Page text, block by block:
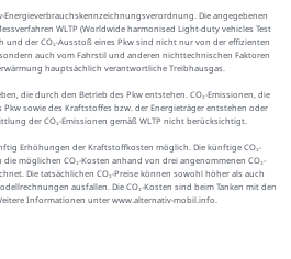
Die angegebenen
WLTP (Worldwide harmonised Light-duty vehicles Test
der CO₂-Ausstoß eines Pkw sind nicht nur von der effizienten
auch vom Fahrstil und anderen nichttechnischen Faktoren
hauptsächlich verantwortliche Treibhausgas.
die durch den Betrieb des Pkw entstehen. CO₂-Emissionen, die
sowie des Kraftstoffes bzw. der Energieträger entstehen oder
der CO₂-Emissionen gemäß WLTP nicht berücksichtigt.
Erhöhungen der Kraftstoffkosten möglich. Die künftige CO₂-
möglichen CO₂-Kosten anhand von drei angenommenen CO₂-
Die tatsächlichen CO₂-Preise können sowohl höher als auch
ausfallen. Die CO₂-Kosten sind beim Tanken mit den
Informationen unter www.alternativ-mobil.info.